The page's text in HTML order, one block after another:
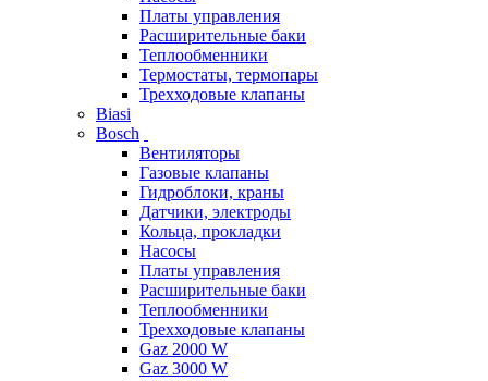
Платы управления
Расширительные баки
Теплообменники
Термостаты, термопары
Трехходовые клапаны
Biasi
Bosch
Вентиляторы
Газовые клапаны
Гидроблоки, краны
Датчики, электроды
Кольца, прокладки
Насосы
Платы управления
Расширительные баки
Теплообменники
Трехходовые клапаны
Gaz 2000 W
Gaz 3000 W